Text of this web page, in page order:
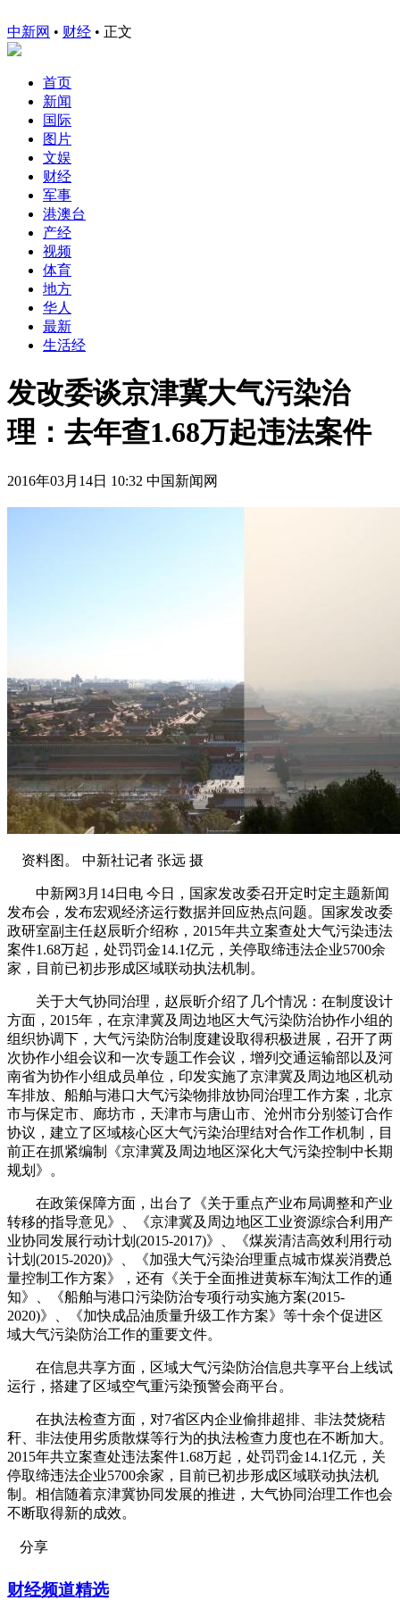
中新网 • 财经 • 正文
首页
新闻
国际
图片
文娱
财经
军事
港澳台
产经
视频
体育
地方
华人
最新
生活经
发改委谈京津冀大气污染治
理：去年查1.68万起违法案件
2016年03月14日 10:32 中国新闻网
资料图。 中新社记者 张远 摄
中新网3月14日电 今日，国家发改委召开定时定主题新闻
发布会，发布宏观经济运行数据并回应热点问题。国家发改委
政研室副主任赵辰昕介绍称，2015年共立案查处大气污染违法
案件1.68万起，处罚罚金14.1亿元，关停取缔违法企业5700余
家，目前已初步形成区域联动执法机制。
关于大气协同治理，赵辰昕介绍了几个情况：在制度设计
方面，2015年，在京津冀及周边地区大气污染防治协作小组的
组织协调下，大气污染防治制度建设取得积极进展，召开了两
次协作小组会议和一次专题工作会议，增列交通运输部以及河
南省为协作小组成员单位，印发实施了京津冀及周边地区机动
车排放、船舶与港口大气污染物排放协同治理工作方案，北京
市与保定市、廊坊市，天津市与唐山市、沧州市分别签订合作
协议，建立了区域核心区大气污染治理结对合作工作机制，目
前正在抓紧编制《京津冀及周边地区深化大气污染控制中长期
规划》。
在政策保障方面，出台了《关于重点产业布局调整和产业
转移的指导意见》、《京津冀及周边地区工业资源综合利用产
业协同发展行动计划(2015-2017)》、《煤炭清洁高效利用行动
计划(2015-2020)》、《加强大气污染治理重点城市煤炭消费总
量控制工作方案》，还有《关于全面推进黄标车淘汰工作的通
知》、《船舶与港口污染防治专项行动实施方案(2015-
2020)》、《加快成品油质量升级工作方案》等十余个促进区
域大气污染防治工作的重要文件。
在信息共享方面，区域大气污染防治信息共享平台上线试
运行，搭建了区域空气重污染预警会商平台。
在执法检查方面，对7省区内企业偷排超排、非法焚烧秸
秆、非法使用劣质散煤等行为的执法检查力度也在不断加大。
2015年共立案查处违法案件1.68万起，处罚罚金14.1亿元，关
停取缔违法企业5700余家，目前已初步形成区域联动执法机
制。相信随着京津冀协同发展的推进，大气协同治理工作也会
不断取得新的成效。
分享
财经频道精选